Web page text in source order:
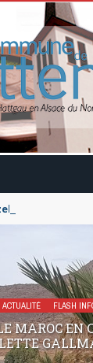
: Le Maroc en
ACTUALITÉ FLASH
MAROC EN